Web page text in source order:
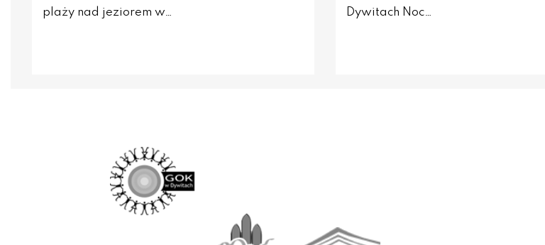
plaży nad jeziorem w…
Dywitach Noc…